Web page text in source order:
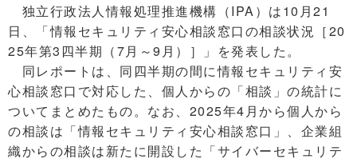
独立行政法人情報処理推進機構（IPA）は10月21
日、「情報セキュリティ安心相談窓口の相談状況［20
25年第3四半期（7月～9月）］」を発表した。
同レポートは、同四半期の間に情報セキュリティ安
心相談窓口で対応した、個人からの「相談」の統計に
ついてまとめたもの。なお、2025年4月から個人から
の相談は「情報セキュリティ安心相談窓口」、企業組
織からの相談は新たに開設した「サイバーセキュリテ